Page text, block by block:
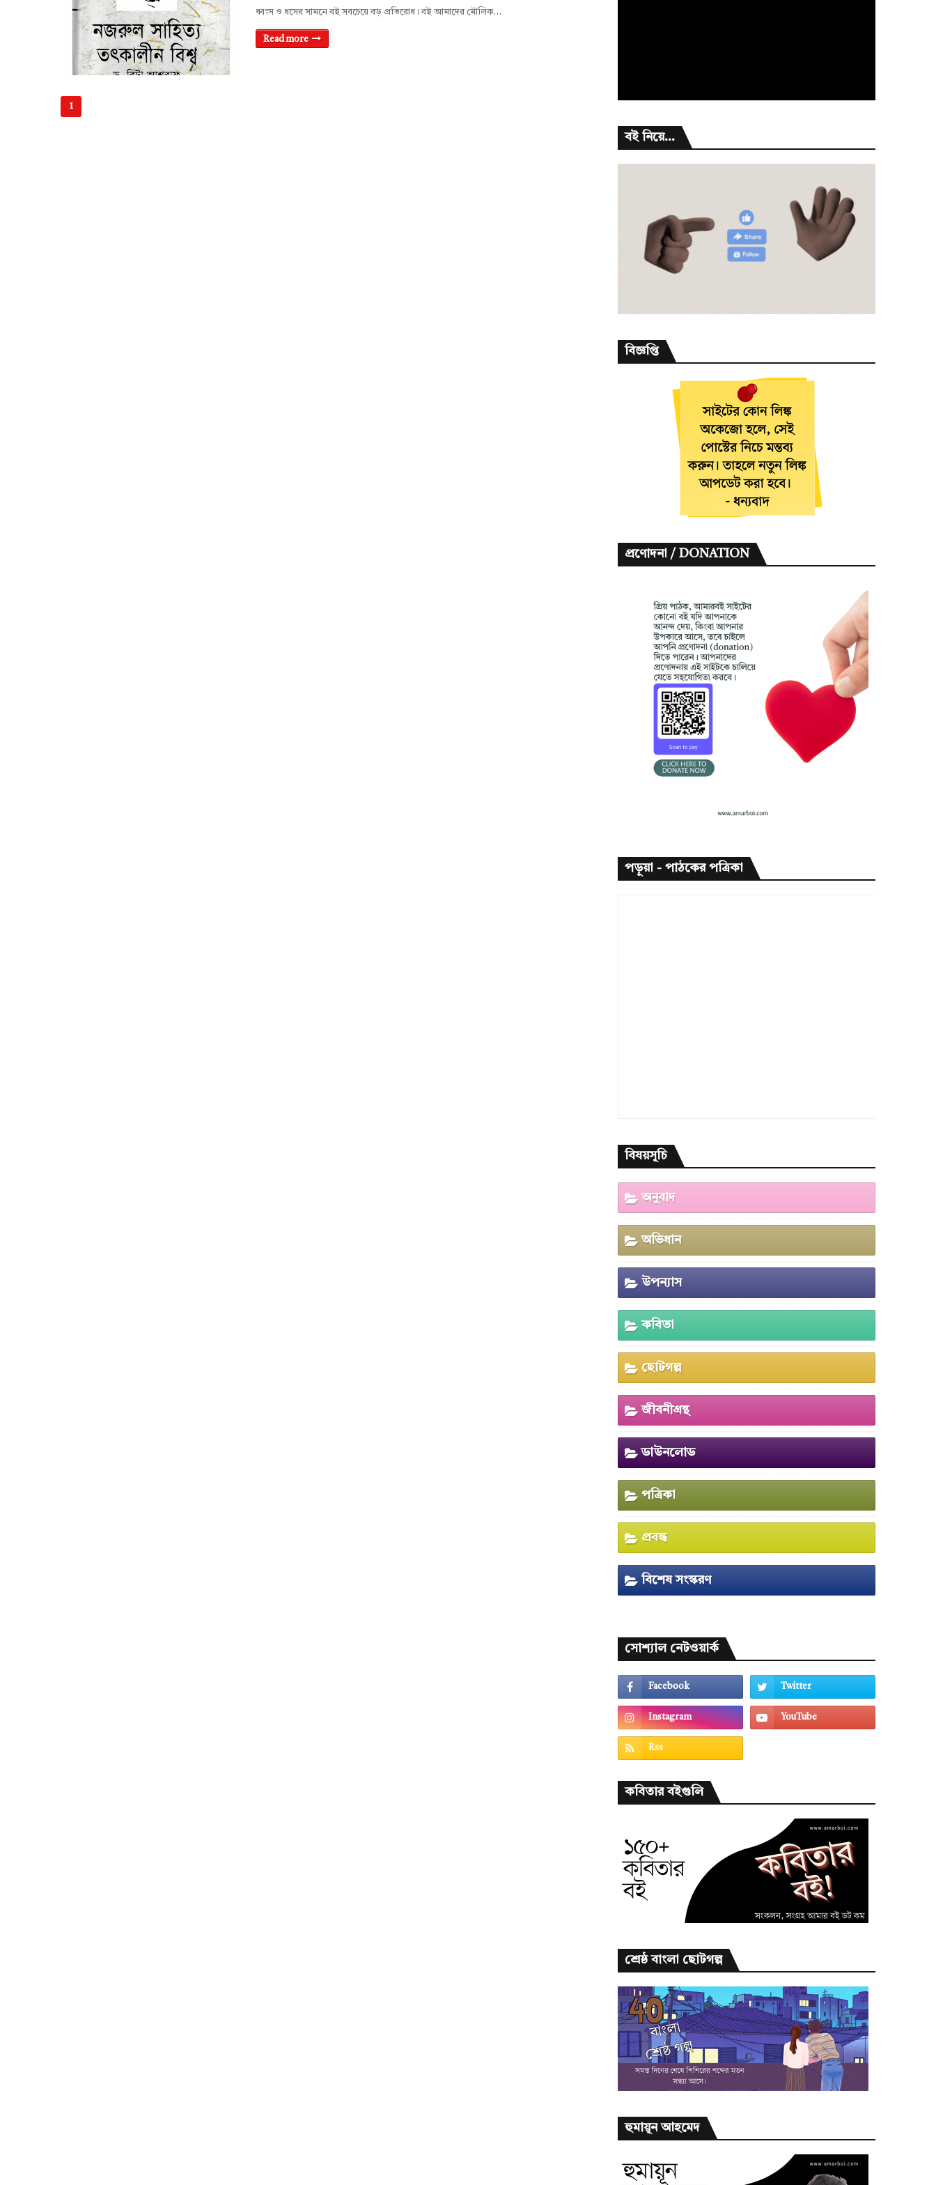
ধ্বংস ও ধসের সামনে বই সবচেয়ে বড় প্রতিরোধ। বই আমাদের মৌলিক…
Read more
1
বই নিয়ে...
বিজ্ঞপ্তি
প্রণোদনা / DONATION
পড়ুয়া - পাঠকের পত্রিকা
বিষয়সূচি
অনুবাদ
অভিধান
উপন্যাস
কবিতা
ছোটগল্প
জীবনীগ্রন্থ
ডাউনলোড
পত্রিকা
প্রবন্ধ
বিশেষ সংস্করণ
সোশ্যাল নেটওয়ার্ক
কবিতার বইগুলি
শ্রেষ্ঠ বাংলা ছোটগল্প
হুমায়ূন আহমেদ